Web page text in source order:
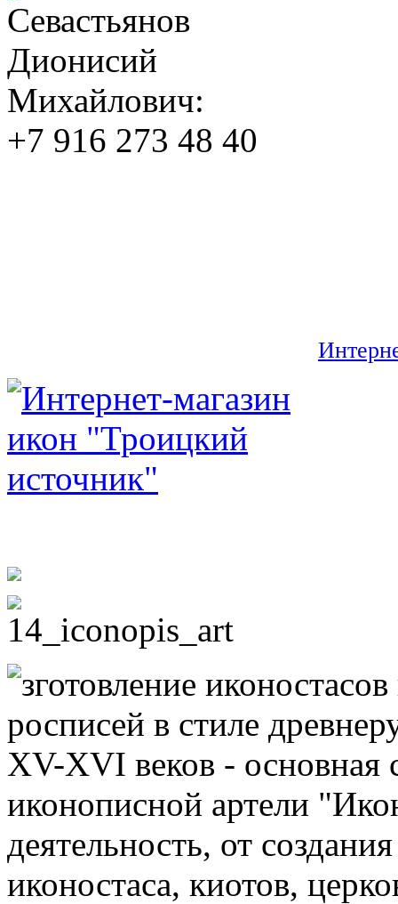
Севастьянов
Дионисий
Михайлович:
+7 916 273 48 40
зготовление
росписей в стиле
XV-XVI веков - основная
иконописной артели
деятельность, от
иконостаса, киотов,